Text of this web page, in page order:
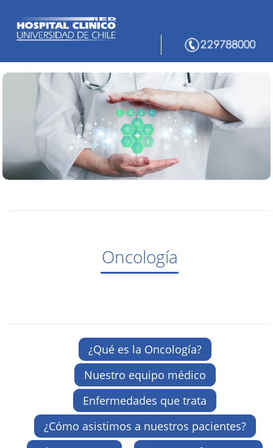
Oncología
¿Qué es la Oncología?
Nuestro equipo médico
Enfermedades que trata
¿Cómo asistimos a nuestros pacientes?